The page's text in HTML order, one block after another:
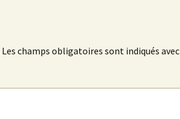
Les champs obligatoires sont indiqués avec